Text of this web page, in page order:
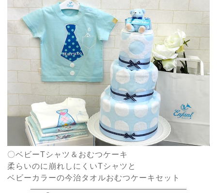
〇ベビーTシャツ＆おむつケーキ
柔らいのに崩れしにくいTシャツと
ベビーカラーの今治タオルおむつケーキセット